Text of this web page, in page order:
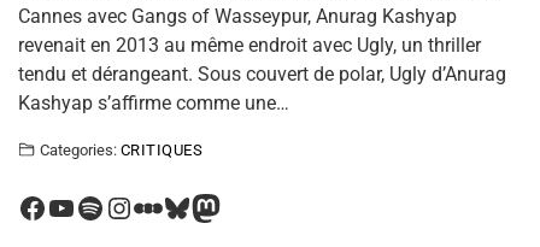
Cannes avec Gangs of Wasseypur, Anurag Kashyap
revenait en 2013 au même endroit avec Ugly, un thriller
tendu et dérangeant. Sous couvert de polar, Ugly d’Anurag
Kashyap s’affirme comme une…
Categories: CRITIQUES